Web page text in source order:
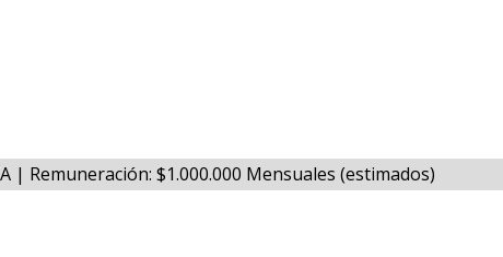
| Remuneración: $1.000.000 Mensuales (estimados)